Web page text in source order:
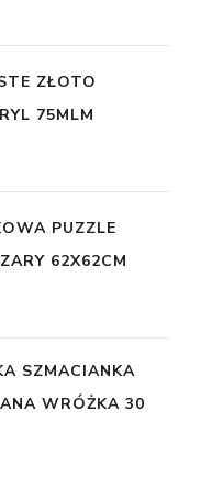
ZŁOTO
75MLM
PUZZLE
62X62CM
SZMACIANKA
WRÓŻKA 30